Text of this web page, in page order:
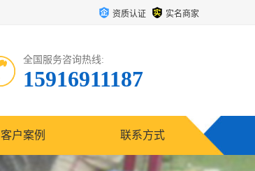
资质认证 实名商家
全国服务咨询热线:
15916911187
客户案例 联系方式